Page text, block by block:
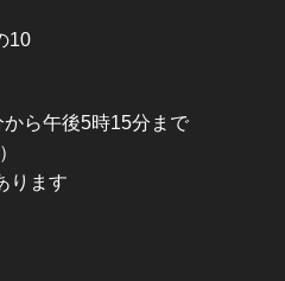
10
ら午後5時15分まで
ります